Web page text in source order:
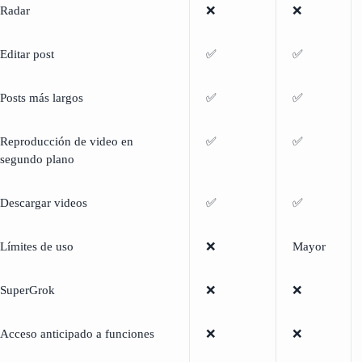
Radar ❌ ❌
Editar post ✅ ✅
Posts más largos ✅ ✅
Reproducción de video en
segundo plano
✅ ✅
Descargar videos ✅ ✅
Límites de uso ❌ Mayor
SuperGrok ❌ ❌
Acceso anticipado a funciones ❌ ❌